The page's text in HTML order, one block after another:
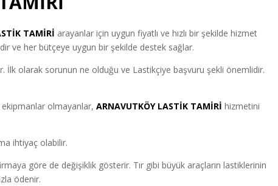
TAMİRİ arayanlar için uygun fiyatlı ve hızlı bir şekilde hizmet
ve her bütçeye uygun bir şekilde destek sağlar.
İlk olarak sorunun ne olduğu ve Lastikçiye başvuru şekli önemlidir.
ekipmanlar olmayanlar,ARNAVUTKÖY LASTİK TAMİRİ hizmetini
ihtiyaç olabilir.
göre de değişiklik gösterir. Tır gibi büyük araçların lastiklerinin
ödenir.